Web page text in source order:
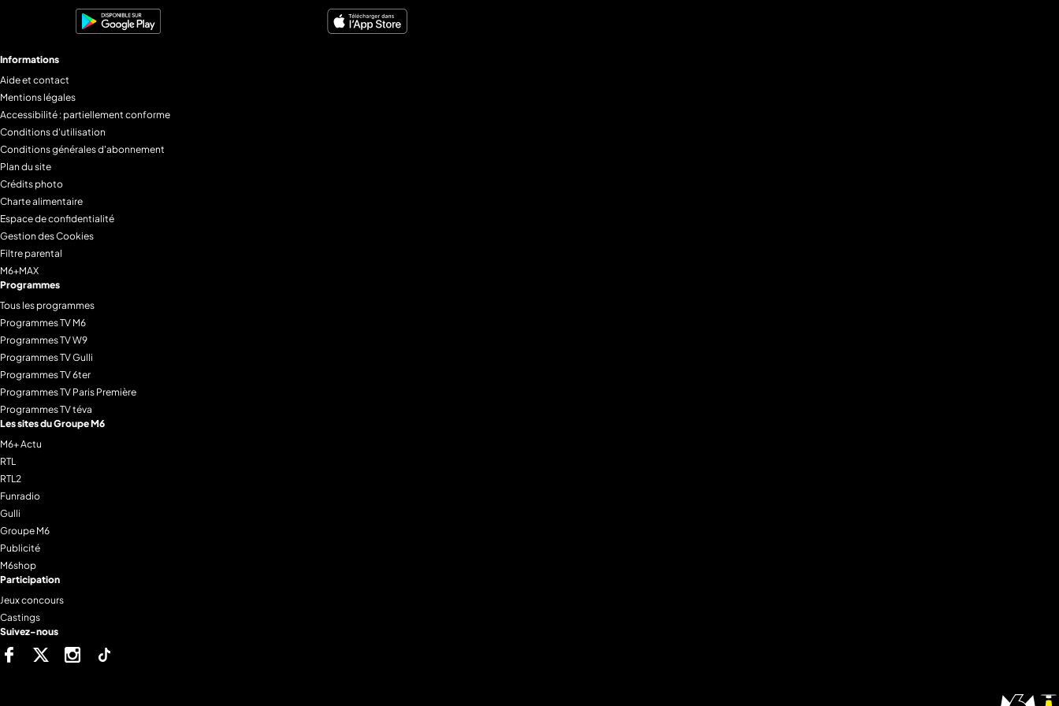
Informations
Aide et contact
Mentions légales
Accessibilité : partiellement conforme
Conditions d'utilisation
Conditions générales d'abonnement
Plan du site
Crédits photo
Charte alimentaire
Espace de confidentialité
Gestion des Cookies
Filtre parental
M6+MAX
Programmes
Tous les programmes
Programmes TV M6
Programmes TV W9
Programmes TV Gulli
Programmes TV 6ter
Programmes TV Paris Première
Programmes TV téva
Les sites du Groupe M6
M6+ Actu
RTL
RTL2
Funradio
Gulli
Groupe M6
Publicité
M6shop
Participation
Jeux concours
Castings
Suivez-nous
FacebookTwitter Instagram